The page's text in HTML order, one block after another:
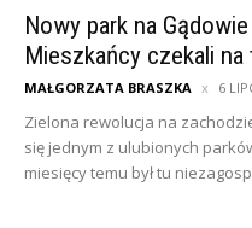
Nowy park na
Mieszkańcy czekali na
MAŁGORZATA BRASZKA 6
Zielona rewolucja na
się jednym z ulubionych
miesięcy temu był tu